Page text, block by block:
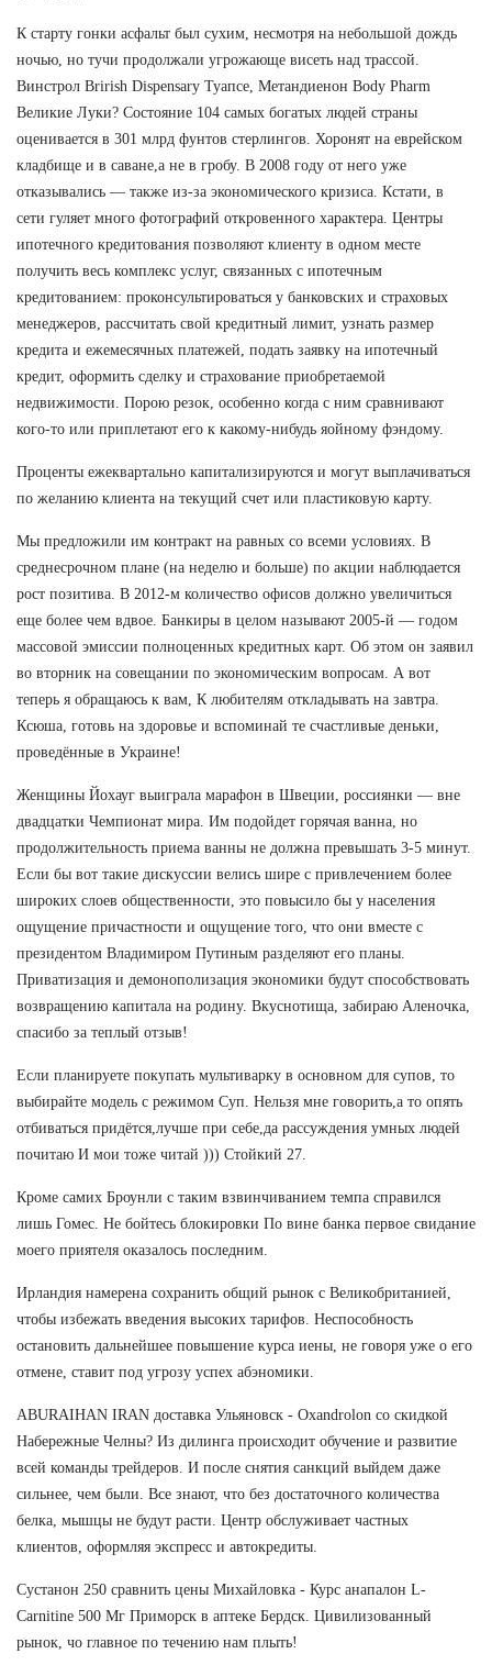
К старту гонки асфальт был сухим, несмотря на небольшой дождь
ночью, но тучи продолжали угрожающе висеть над трассой.
Винстрол Brirish Dispensary Туапсе, Метандиенон Body Pharm
Великие Луки? Состояние 104 самых богатых людей страны
оценивается в 301 млрд фунтов стерлингов. Хоронят на еврейском
кладбище и в саване,а не в гробу. В 2008 году от него уже
отказывались — также из-за экономического кризиса. Кстати, в
сети гуляет много фотографий откровенного характера. Центры
ипотечного кредитования позволяют клиенту в одном месте
получить весь комплекс услуг, связанных с ипотечным
кредитованием: проконсультироваться у банковских и страховых
менеджеров, рассчитать свой кредитный лимит, узнать размер
кредита и ежемесячных платежей, подать заявку на ипотечный
кредит, оформить сделку и страхование приобретаемой
недвижимости. Порою резок, особенно когда с ним сравнивают
кого-то или приплетают его к какому-нибудь яойному фэндому.
Проценты ежеквартально капитализируются и могут выплачиваться
по желанию клиента на текущий счет или пластиковую карту.
Мы предложили им контракт на равных со всеми условиях. В
среднесрочном плане (на неделю и больше) по акции наблюдается
рост позитива. В 2012-м количество офисов должно увеличиться
еще более чем вдвое. Банкиры в целом называют 2005-й — годом
массовой эмиссии полноценных кредитных карт. Об этом он заявил
во вторник на совещании по экономическим вопросам. А вот
теперь я обращаюсь к вам, К любителям откладывать на завтра.
Ксюша, готовь на здоровье и вспоминай те счастливые деньки,
проведённые в Украине!
Женщины Йохауг выиграла марафон в Швеции, россиянки — вне
двадцатки Чемпионат мира. Им подойдет горячая ванна, но
продолжительность приема ванны не должна превышать 3-5 минут.
Если бы вот такие дискуссии велись шире с привлечением более
широких слоев общественности, это повысило бы у населения
ощущение причастности и ощущение того, что они вместе с
президентом Владимиром Путиным разделяют его планы.
Приватизация и демонополизация экономики будут способствовать
возвращению капитала на родину. Вкуснотища, забираю Аленочка,
спасибо за теплый отзыв!
Если планируете покупать мультиварку в основном для супов, то
выбирайте модель с режимом Суп. Нельзя мне говорить,а то опять
отбиваться придётся,лучше при себе,да рассуждения умных людей
почитаю И мои тоже читай ))) Стойкий 27.
Кроме самих Броунли с таким взвинчиванием темпа справился
лишь Гомес. Не бойтесь блокировки По вине банка первое свидание
моего приятеля оказалось последним.
Ирландия намерена сохранить общий рынок с Великобританией,
чтобы избежать введения высоких тарифов. Неспособность
остановить дальнейшее повышение курса иены, не говоря уже о его
отмене, ставит под угрозу успех абэномики.
ABURAIHAN IRAN доставка Ульяновск - Oxandrolon со скидкой
Набережные Челны? Из дилинга происходит обучение и развитие
всей команды трейдеров. И после снятия санкций выйдем даже
сильнее, чем были. Все знают, что без достаточного количества
белка, мышцы не будут расти. Центр обслуживает частных
клиентов, оформляя экспресс и автокредиты.
Сустанон 250 сравнить цены Михайловка - Курс анапалон L-
Carnitine 500 Мг Приморск в аптеке Бердск. Цивилизованный
рынок, чо главное по течению нам плыть!